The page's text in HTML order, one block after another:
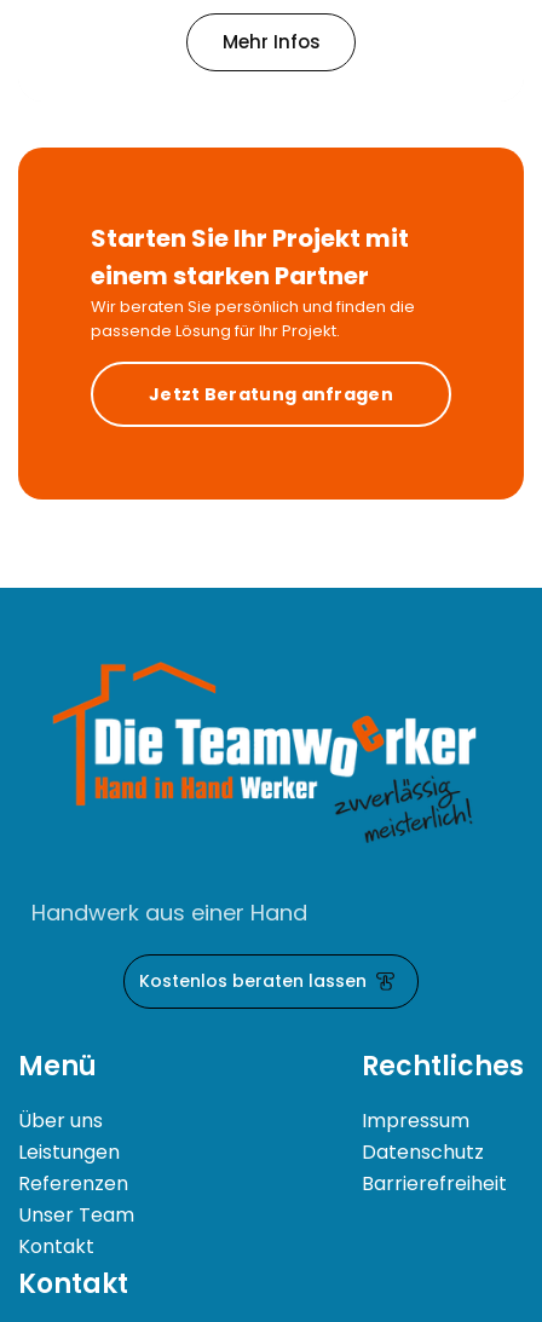
Mehr Infos
Starten Sie Ihr Projekt mit
einem starken Partner
Wir beraten Sie persönlich und finden die
passende Lösung für Ihr Projekt.
Jetzt Beratung anfragen
Handwerk aus einer Hand
Kostenlos beraten lassen
Menü
Über uns
Leistungen
Referenzen
Unser Team
Kontakt
Rechtliches
Impressum
Datenschutz
Barrierefreiheit
Kontakt